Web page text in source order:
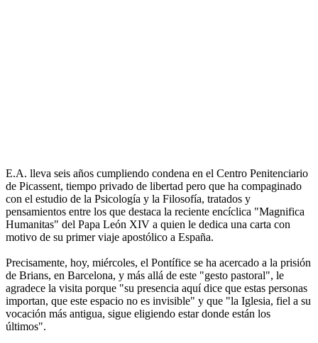
E.A. lleva seis años cumpliendo condena en el Centro Penitenciario
de Picassent, tiempo privado de libertad pero que ha compaginado
con el estudio de la Psicología y la Filosofía, tratados y
pensamientos entre los que destaca la reciente encíclica "Magnifica
Humanitas" del Papa León XIV a quien le dedica una carta con
motivo de su primer viaje apostólico a España.
Precisamente, hoy, miércoles, el Pontífice se ha acercado a la prisión
de Brians, en Barcelona, y más allá de este "gesto pastoral", le
agradece la visita porque "su presencia aquí dice que estas personas
importan, que este espacio no es invisible" y que "la Iglesia, fiel a su
vocación más antigua, sigue eligiendo estar donde están los
últimos".